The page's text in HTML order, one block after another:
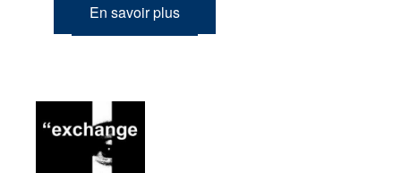
En savoir plus